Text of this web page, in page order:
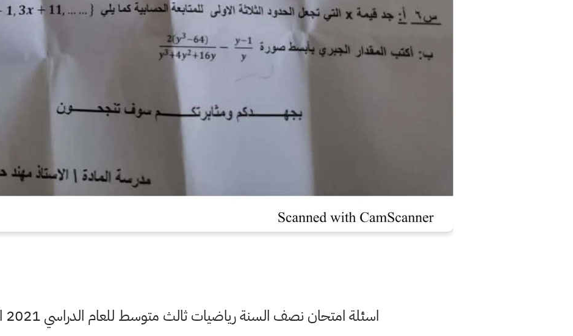
اسئلة امتحان نصف السنة رياضيات ثالث متوسط للعام الدراسي 2021 الدور الاول